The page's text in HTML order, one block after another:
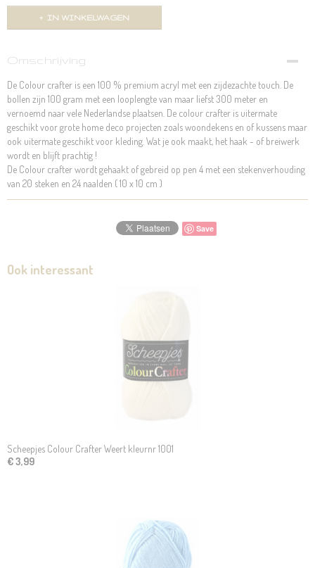
IN WINKELWAGEN
Omschrijving
De Colour crafter is een 100 % premium acryl met een zijdezachte touch. De
bollen zijn 100 gram met een looplengte van maar liefst 300 meter en
vernoemd naar vele Nederlandse plaatsen. De colour crafter is uitermate
geschikt voor grote home deco projecten zoals woondekens en of kussens maar
ook uitermate geschikt voor kleding. Wat je ook maakt, het haak - of breiwerk
wordt en blijft prachtig !
De Colour crafter wordt gehaakt of gebreid op pen 4 met een stekenverhouding
van 20 steken en 24 naalden ( 10 x 10 cm )
Save
Ook interessant
Scheepjes Colour Crafter Weert kleurnr 1001
€ 3,99